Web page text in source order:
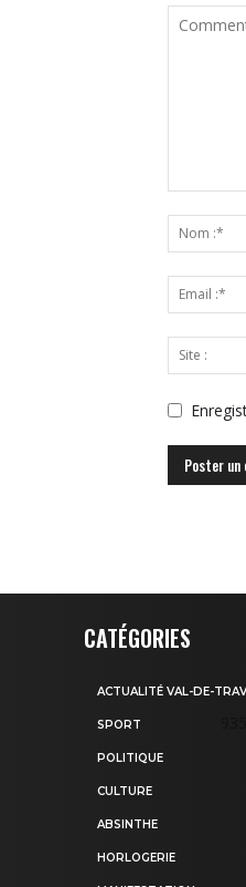
CATÉGORIES
ACTUALITÉ VAL-DE-
SPORT
POLITIQUE
CULTURE
ABSINTHE
HORLOGERIE